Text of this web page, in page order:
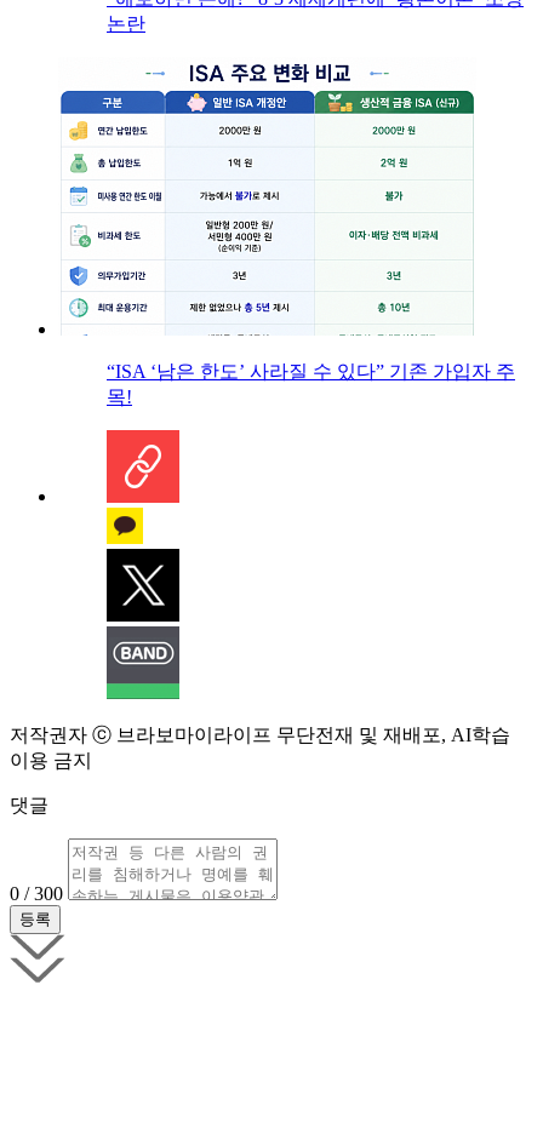
논란
“ISA ‘남은 한도’ 사라질 수 있다” 기존 가입자 주
목!
저작권자 ⓒ 브라보마이라이프 무단전재 및 재배포, AI학습
이용 금지
댓글
0 / 300